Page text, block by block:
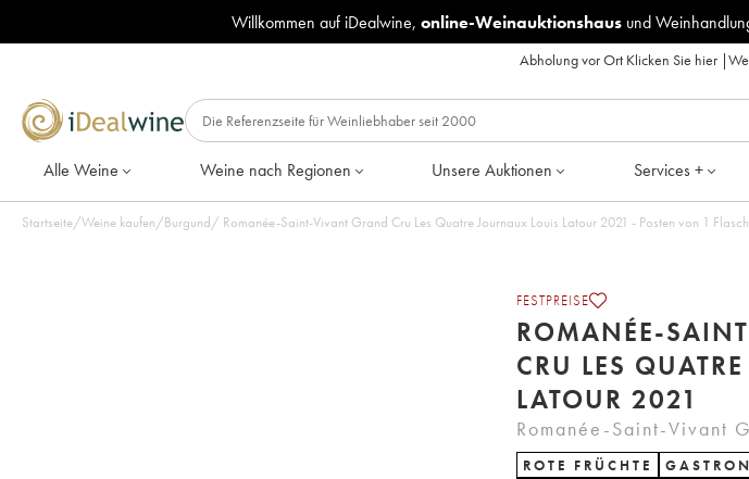
Willkommen auf iDealwine, online-Weinauktionshausund
Abholung vor Ort Klicken Sie hier|
Alle Weine Weine nach Regionen Unsere Auktionen Services +
Startseite/Weine kaufen/Burgund/ Romanée-Saint-Vivant Grand Cru Les Quatre Journaux Louis Latour 2021 - Posten von 1
FESTPREISE
ROMANÉE-
CRU LES
LATOUR 2021
Romanée-Saint-Vivant
ROTE FRÜCHTE